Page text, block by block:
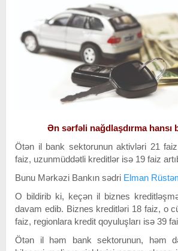
Ən sərfəli nağdlaşdırma hansı
Ötən il bank sektorunun aktivləri 21
faiz, uzunmüddətli kreditlər isə 19 faiz
Bunu Mərkəzi Bankın sədri Elman
O bildirib ki, keçən il biznes
davam edib. Biznes kreditləri 18 faiz, o
faiz, regionlara kredit qoyuluşları isə 39
Ötən il həm bank sektorunun, həm